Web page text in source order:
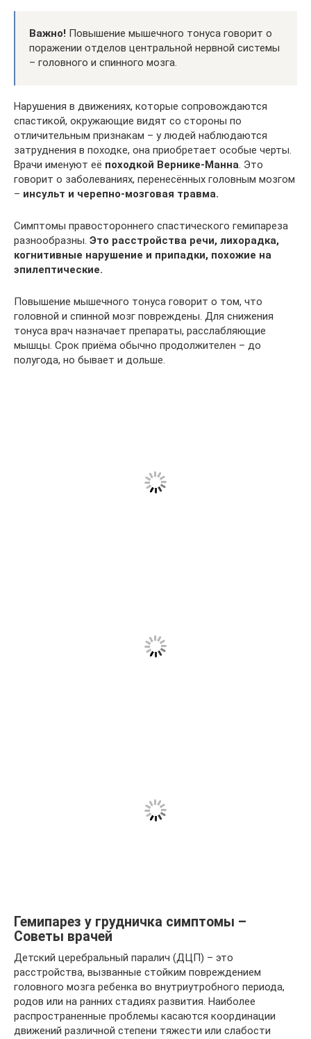
Важно! Повышение мышечного тонуса говорит о
поражении отделов центральной нервной системы
– головного и спинного мозга.
Нарушения в движениях, которые сопровождаются
спастикой, окружающие видят со стороны по
отличительным признакам – у людей наблюдаются
затруднения в походке, она приобретает особые черты.
Врачи именуют её походкой Вернике-Манна . Это
говорит о заболеваниях, перенесённых головным мозгом
– инсульт и черепно-мозговая травма.
Симптомы правостороннего спастического гемипареза
разнообразны. Это расстройства речи, лихорадка,
когнитивные нарушение и припадки, похожие на
эпилептические.
Повышение мышечного тонуса говорит о том, что
головной и спинной мозг повреждены. Для снижения
тонуса врач назначает препараты, расслабляющие
мышцы. Срок приёма обычно продолжителен – до
полугода, но бывает и дольше.
Гемипарез у грудничка симптомы –
Советы врачей
Детский церебральный паралич (ДЦП) – это
расстройства, вызванные стойким повреждением
головного мозга ребенка во внутриутробного периода,
родов или на ранних стадиях развития. Наиболее
распространенные проблемы касаются координации
движений различной степени тяжести или слабости